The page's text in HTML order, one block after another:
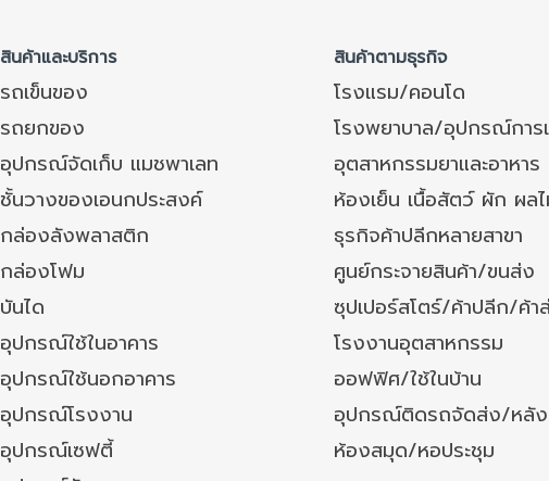
สินค้าและบริการ สินค้าตามธุรกิจ
รถเข็นของ
โรงแรม/คอนโด
รถยกของ
โรงพยาบาล/อุปกรณ์กา
อุปกรณ์จัดเก็บ แมชพาเลท
อุตสาหกรรมยาและอาหาร
ชั้นวางของเอนกประสงค์
ห้องเย็น เนื้อสัตว์ ผัก ผล
กล่องลังพลาสติก
ธุรกิจค้าปลีกหลายสาขา
กล่องโฟม
ศูนย์กระจายสินค้า/ขนส่ง
บันได
ซุปเปอร์สโตร์/ค้าปลีก/ค้า
อุปกรณ์ใช้ในอาคาร
โรงงานอุตสาหกรรม
อุปกรณ์ใช้นอกอาคาร
ออฟฟิศ/ใช้ในบ้าน
อุปกรณ์โรงงาน
อุปกรณ์ติดรถจัดส่ง/หลั
อุปกรณ์เซฟตี้
ห้องสมุด/หอประชุม